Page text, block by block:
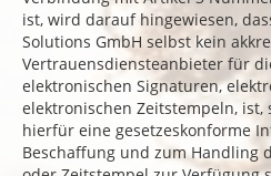
ist, wird darauf hingewiesen,
Solutions GmbH selbst kein
Vertrauensdiensteanbieter für
elektronischen Signaturen,
elektronischen Zeitstempeln,
hierfür eine gesetzeskonforme
Beschaffung und zum Handling